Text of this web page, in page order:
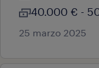
40.000 € -
25 marzo 2025